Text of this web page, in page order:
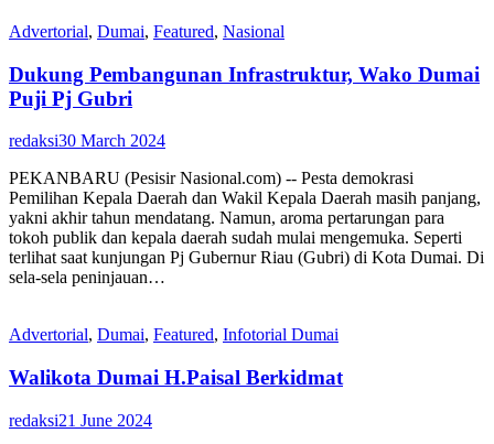
Advertorial, Dumai, Featured, Nasional
Dukung Pembangunan Infrastruktur, Wako Dumai
Puji Pj Gubri
redaksi30 March 2024
PEKANBARU (Pesisir Nasional.com) -- Pesta demokrasi
Pemilihan Kepala Daerah dan Wakil Kepala Daerah masih panjang,
yakni akhir tahun mendatang. Namun, aroma pertarungan para
tokoh publik dan kepala daerah sudah mulai mengemuka. Seperti
terlihat saat kunjungan Pj Gubernur Riau (Gubri) di Kota Dumai. Di
sela-sela peninjauan…
Advertorial, Dumai, Featured, Infotorial Dumai
Walikota Dumai H.Paisal Berkidmat
redaksi21 June 2024